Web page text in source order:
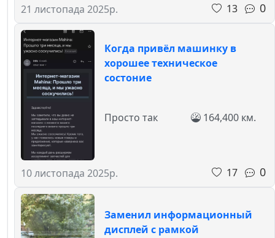
21 листопада 2025р.
13
0
Когда привёл машинку в
хорошее техническое
состоние
10 листопада 2025р.
Просто так 164,400 км.
17 0
Заменил информационный
дисплей с рамкой